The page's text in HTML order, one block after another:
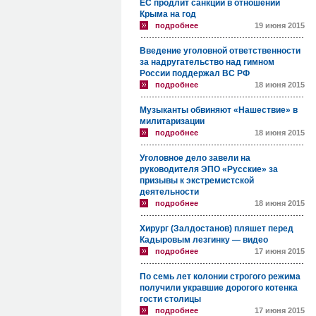
ЕС продлит санкции в отношении
Крыма на год
подробнее 19 июня 2015
Введение уголовной ответственности
за надругательство над гимном
России поддержал ВС РФ
подробнее 18 июня 2015
Музыканты обвиняют «Нашествие» в
милитаризации
подробнее 18 июня 2015
Уголовное дело завели на
руководителя ЭПО «Русские» за
призывы к экстремистской
деятельности
подробнее 18 июня 2015
Хирург (Залдостанов) пляшет перед
Кадыровым лезгинку — видео
подробнее 17 июня 2015
По семь лет колонии строгого режима
получили укравшие дорогого котенка
гости столицы
подробнее 17 июня 2015